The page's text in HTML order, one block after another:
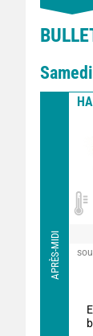
APRÈS-MIDI